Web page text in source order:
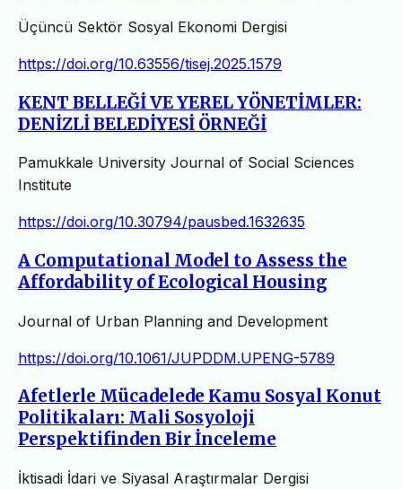
Üçüncü Sektör Sosyal Ekonomi Dergisi
https://doi.org/10.63556/tisej.2025.1579
KENT BELLEĞİ VE YEREL YÖNETİMLER:
DENİZLİ BELEDİYESİ ÖRNEĞİ
Pamukkale University Journal of Social Sciences
Institute
https://doi.org/10.30794/pausbed.1632635
A Computational Model to Assess the
Affordability of Ecological Housing
Journal of Urban Planning and Development
https://doi.org/10.1061/JUPDDM.UPENG-5789
Afetlerle Mücadelede Kamu Sosyal Konut
Politikaları: Mali Sosyoloji
Perspektifinden Bir İnceleme
İktisadi İdari ve Siyasal Araştırmalar Dergisi